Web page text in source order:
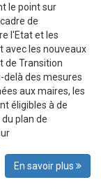
le point sur
de
l'Etat et les
les nouveaux
de Transition
delà des mesures
aux maires, les
éligibles à de
plan de
En savoir plus